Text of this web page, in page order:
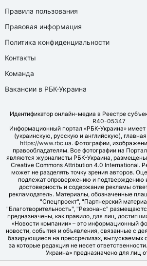
Правила пользования
Правовая информация
Политика конфиденциальности
Контакты
Команда
Вакансии в РБК-Украина
Идентификатор онлайн-медиа в Реестре
R40-05347
Информационный портал «РБК-Украина»
(украинскую, русскую и английскую),
https://www.rbc.ua. Фотографии,
правообладателям. Все фотографии на
являются журналисты РБК-Украина, размещены
Creative Commons Attribution 4.0 International.
может не разделять точку зрения авторов.
подлежат опровержению и подтверждению
достоверность и содержание рекламы
рекламодатель. Материалы, обозначенные
"Спецпроект", "Партнерский
"Благотворительность", "Резонанс"
предназначены, как правило, для лиц,
«Новости компании» – это информационный
новости, события и объявления, связанные с
базирующиеся на прессрелизах, выпускаемых
за которые редакция не несет
Украина» предназначено для лиц